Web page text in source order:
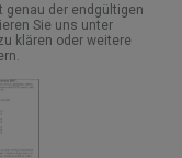
genau der endgültigen
Sie uns unter
klären oder weitere